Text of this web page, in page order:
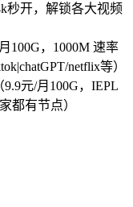
秒开，解锁各大视频
100G，1000M 速率
netflix等）
元/月100G，IEPL
都有节点）